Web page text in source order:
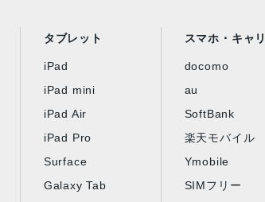
タブレット
iPad
iPad mini
iPad Air
iPad Pro
Surface
Galaxy Tab
スマホ・キャ
docomo
au
SoftBank
楽天モバイル
Ymobile
SIMフリー